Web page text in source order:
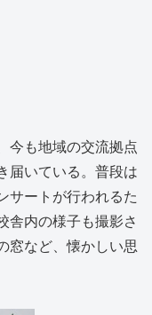
今も地域の交流拠点
届いている。普段は
サートが行われるた
舎内の様子も撮影さ
窓など、懐かしい思